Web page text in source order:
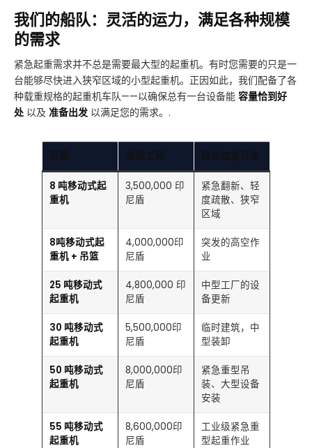
我们的船队：灵活的运力，满足各种规模
的需求
紧急起重需求并不总是需要最大型的起重机。有时您需要的只是一
台能够尽快进入狭窄区域的小型起重机。正因如此，我们配备了各
种载重规格的起重机车队——以确保总有一台设备能 容量恰到好
处以及 准备出发 以满足您的需求。.
容量 每班工资 适合加急订单
8 吨移动式起
重机
3,500,000 印
尼盾
紧急翻新、轻
度疏散、狭窄
区域
8吨移动式起
重机 + 吊篮
4,000,000印
尼盾
突发的高空作
业
25 吨移动式
起重机
4,800,000 印
尼盾
中型工厂的设
备更新
30 吨移动式
起重机
5,500,000印
尼盾
临时建筑，中
型装卸
50 吨移动式
起重机
8,000,000印
尼盾
紧急重型吊
装、大型设备
安装
55 吨移动式
起重机
8,600,000印
尼盾
工业级紧急重
型起重作业